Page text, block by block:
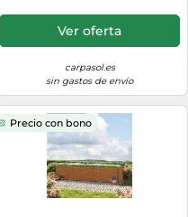
Ver oferta
carpasol.es
sin gastos de envío
Precio con bono